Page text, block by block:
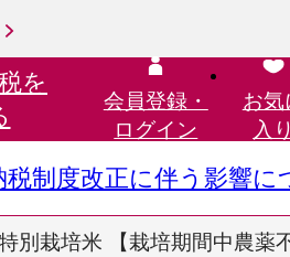
を
会員登録・
ログイン
お気
入り
税制度改正に伴う影響に
別栽培米 【栽培期間中農薬